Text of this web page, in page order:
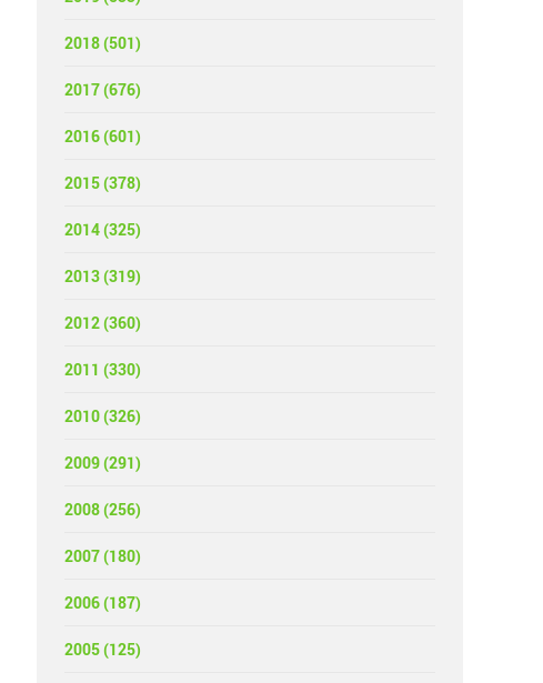
2018 (501)
2017 (676)
2016 (601)
2015 (378)
2014 (325)
2013 (319)
2012 (360)
2011 (330)
2010 (326)
2009 (291)
2008 (256)
2007 (180)
2006 (187)
2005 (125)